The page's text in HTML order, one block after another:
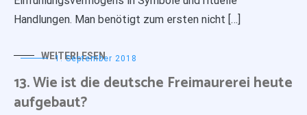
Handlungen. Man benötigt zum ersten nicht […]
WEITERLESEN
1. September 2018
13. Wie ist die deutsche Freimaurerei heute
aufgebaut?